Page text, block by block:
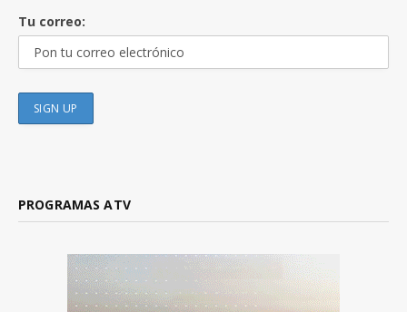
Tu correo:
PROGRAMAS ATV